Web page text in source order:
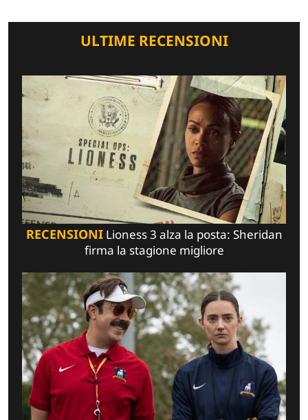
ULTIME RECENSIONI
RECENSIONILioness 3 alza la posta: Sheridan
firma la stagione migliore